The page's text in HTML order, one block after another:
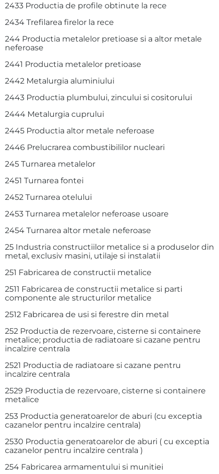
2433 Productia de profile obtinute la rece
2434 Trefilarea firelor la rece
244 Productia metalelor pretioase si a altor metale
neferoase
2441 Productia metalelor pretioase
2442 Metalurgia aluminiului
2443 Productia plumbului, zincului si cositorului
2444 Metalurgia cuprului
2445 Productia altor metale neferoase
2446 Prelucrarea combustibililor nucleari
245 Turnarea metalelor
2451 Turnarea fontei
2452 Turnarea otelului
2453 Turnarea metalelor neferoase usoare
2454 Turnarea altor metale neferoase
25 Industria constructiilor metalice si a produselor din
metal, exclusiv masini, utilaje si instalatii
251 Fabricarea de constructii metalice
2511 Fabricarea de constructii metalice si parti
componente ale structurilor metalice
2512 Fabricarea de usi si ferestre din metal
252 Productia de rezervoare, cisterne si containere
metalice; productia de radiatoare si cazane pentru
incalzire centrala
2521 Productia de radiatoare si cazane pentru
incalzire centrala
2529 Productia de rezervoare, cisterne si containere
metalice
253 Productia generatoarelor de aburi (cu exceptia
cazanelor pentru incalzire centrala)
2530 Productia generatoarelor de aburi ( cu exceptia
cazanelor pentru incalzire centrala )
254 Fabricarea armamentului si munitiei